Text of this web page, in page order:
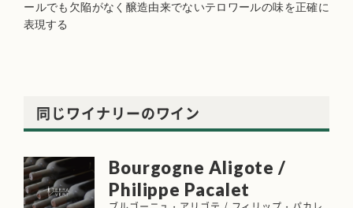
ールでも欠陥がなく醸造由来でないテロワールの味を正確に
表現する
同じワイナリーのワイン
Bourgogne Aligote /
Philippe Pacalet